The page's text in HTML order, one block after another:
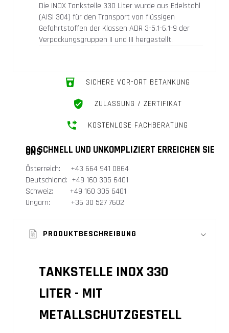
Die INOX Tankstelle 330 Liter wurde aus Edelstahl
(AISI 304) für den Transport von flüssigen
Gefahrtstoffen der Klassen ADR 3-5.1-6.1-9 der
Verpackungsgruppen II und III hergestellt.
SICHERE VOR-ORT BETANKUNG
ZULASSUNG / ZERTIFIKAT
KOSTENLOSE FACHBERATUNG
SO SCHNELL UND UNKOMPLIZIERT ERREICHEN SIE
UNS
Österreich: +43 664 941 0864
Deutschland: +49 160 305 6401
Schweiz: +49 160 305 6401
Ungarn: +36 30 527 7602
PRODUKTBESCHREIBUNG
TANKSTELLE INOX 330
LITER - MIT
METALLSCHUTZGESTELL